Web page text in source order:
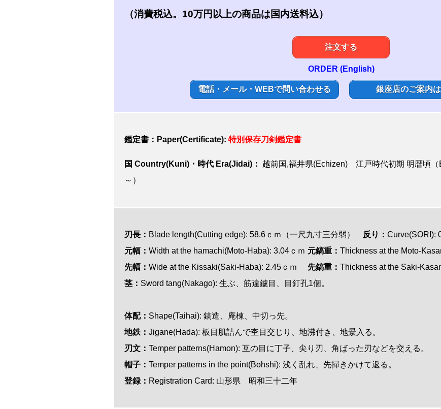
（消費税込。10万円以上の商品は国内送料込）
注文する
ORDER (English)
電話・メール・WEBで問い合わせる 銀座店のご案内
鑑定書：Paper(Certificate): 特別保存刀剣鑑定書
国 Country(Kuni)・時代 Era(Jidai)： 越前国,福井県(Echizen) 江戸時代初期 明暦頃（
～）
刃長： Blade length(Cutting edge): 58.6ｃｍ（一尺九寸三分弱） 反り： Curve(SORI):
元幅： Width at the hamachi(Moto-Haba): 3.04ｃｍ 元鎬重： Thickness at the Moto-
先幅： Wide at the Kissaki(Saki-Haba): 2.45ｃｍ 先鎬重： Thickness at the Saki-
茎： Sword tang(Nakago): 生ぶ、筋違鑢目、 目釘孔1個。
体配： Shape(Taihai): 鎬造、庵棟、中切っ先。
地鉄： Jigane(Hada): 板目肌詰んで杢目交じり、地沸付き、地景入る。
刃文： Temper patterns(Hamon): 互の目に丁子、尖り刃、角ばった刃などを交える。
帽子： Temper patterns in the point(Bohshi): 浅く乱れ、先掃きかけて返る。
登録： Registration Card: 山形県 昭和三十二年